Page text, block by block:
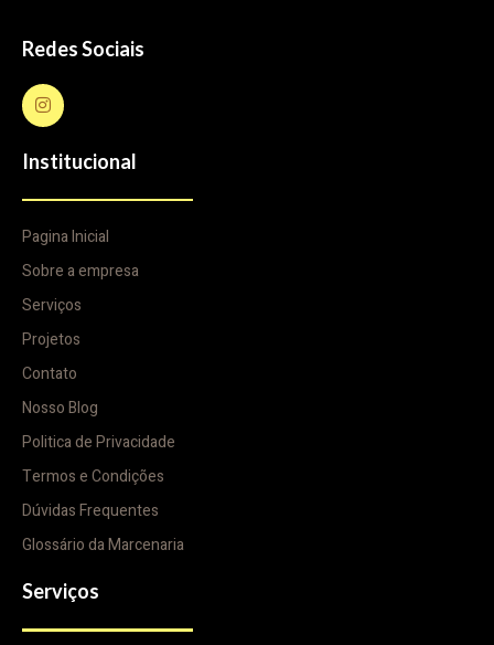
Redes Sociais
Institucional
Pagina Inicial
Sobre a empresa
Serviços
Projetos
Contato
Nosso Blog
Politica de Privacidade
Termos e Condições
Dúvidas Frequentes
Glossário da Marcenaria
Serviços